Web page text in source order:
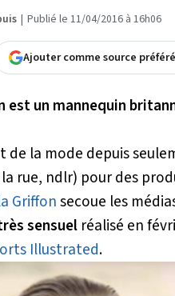
Publié le 11/04/2016 à 16h06
Ajouter comme source
est un mannequin
de la mode depuis
rue, ndlr) pour des
Griffonsecoue les
sensuel réalisé en
Illustrated.